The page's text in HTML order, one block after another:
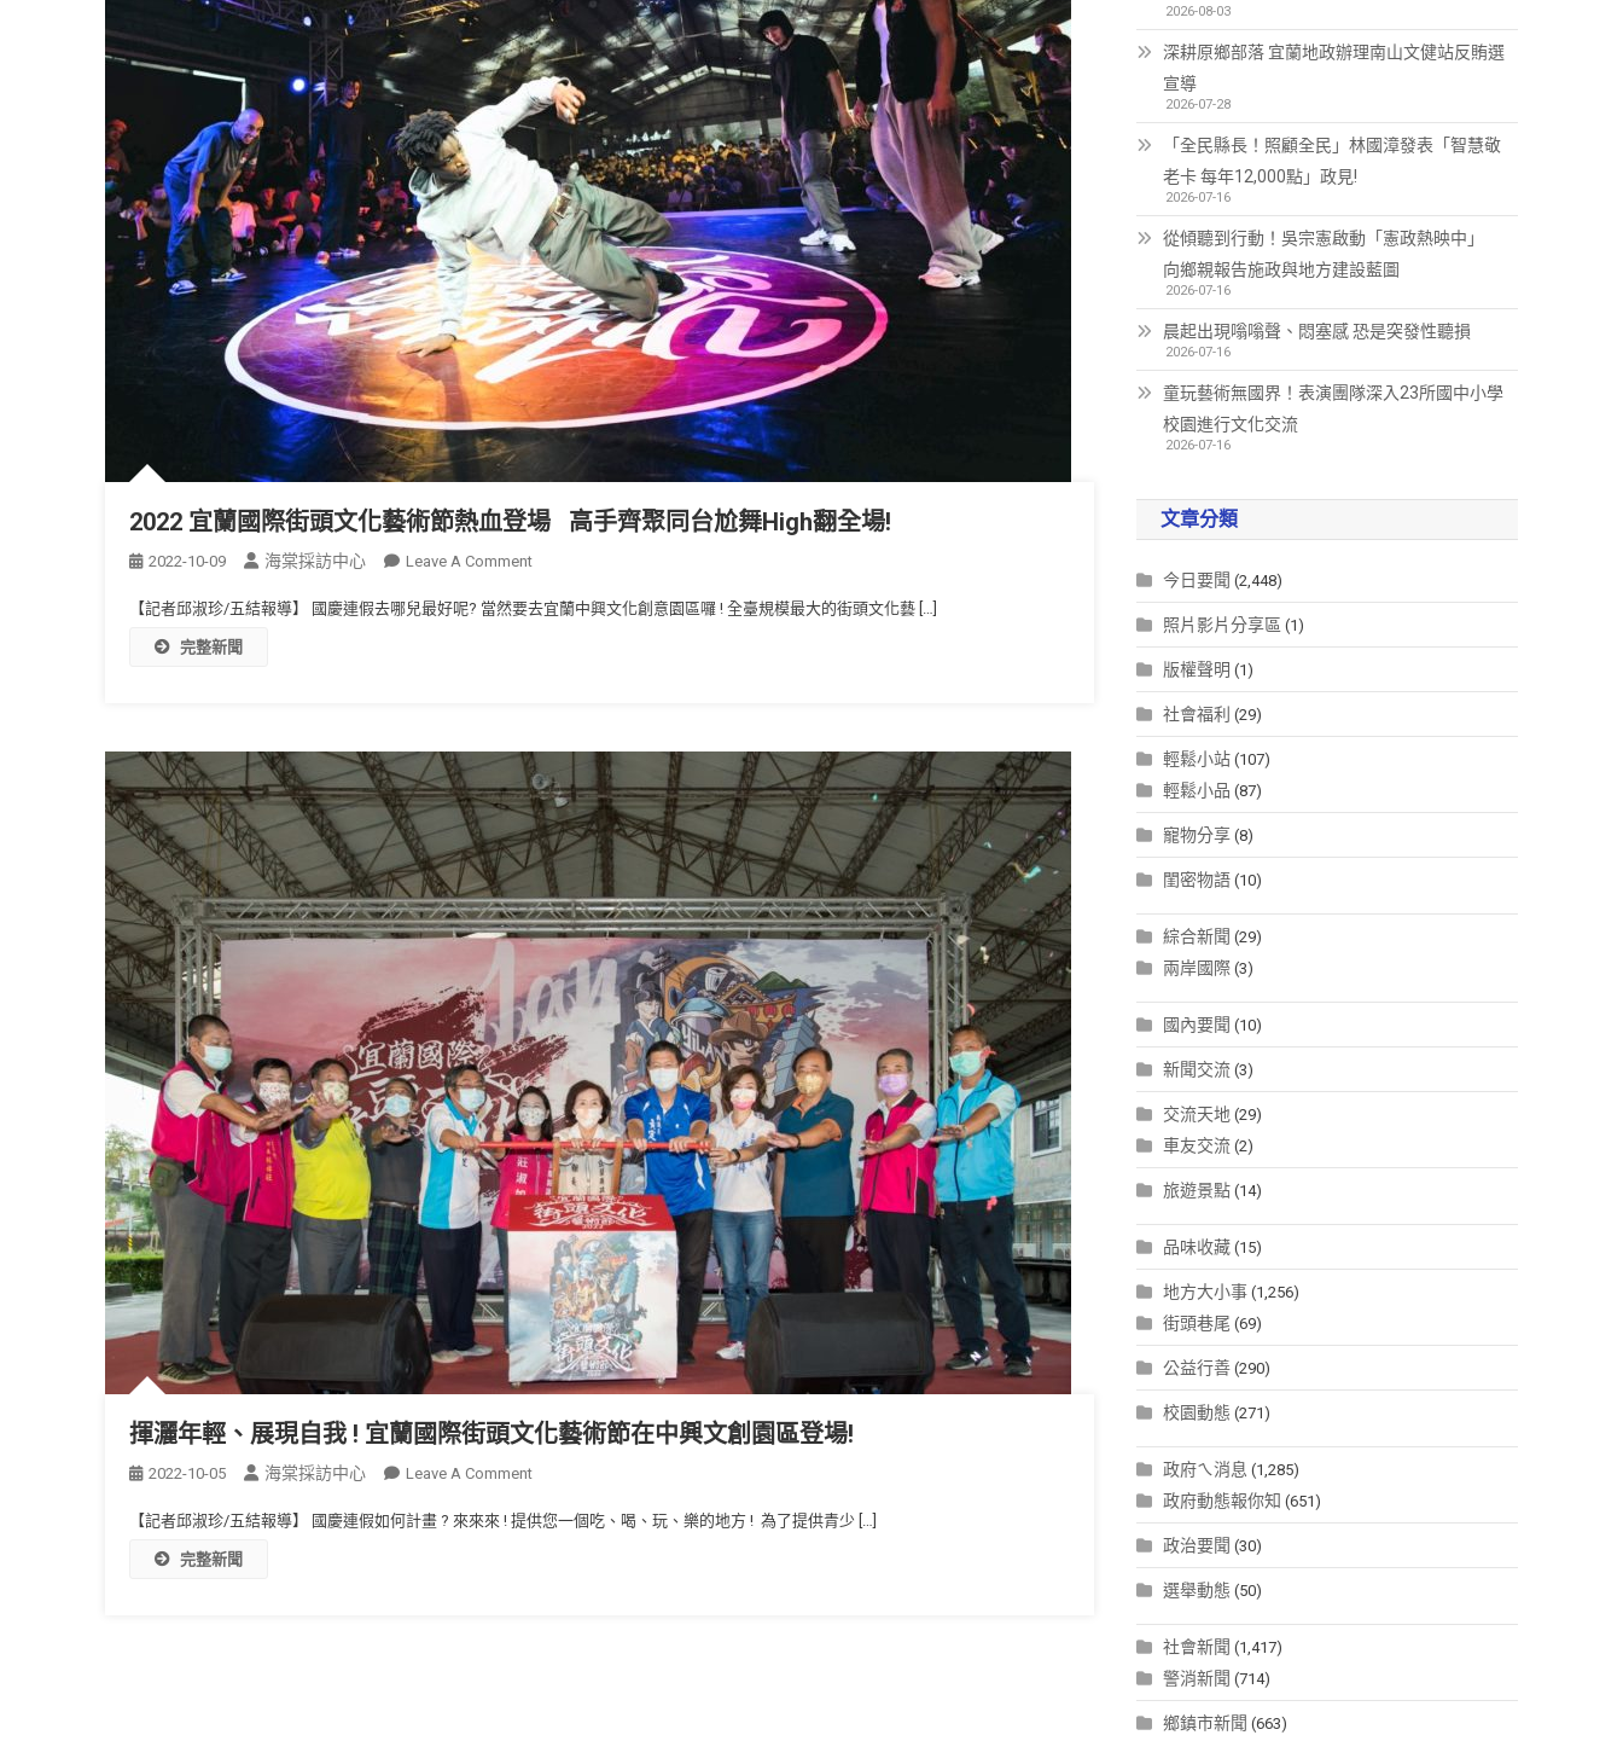
2022 宜蘭國際街頭文化藝術節熱血登場 高手齊聚同台尬舞High翻全場!
2022-10-09 海棠採訪中心 Leave A Comment
【記者邱淑珍/五結報導】 國慶連假去哪兒最好呢? 當然要去宜蘭中興文化創意園區囉 ! 全臺規模最大的街頭文化藝 […]
完整新聞
揮灑年輕、展現自我 ! 宜蘭國際街頭文化藝術節在中興文創園區登場!
2022-10-05 海棠採訪中心 Leave A Comment
【記者邱淑珍/五結報導】 國慶連假如何計畫 ? 來來來 ! 提供您一個吃、喝、玩、樂的地方 ! 為了提供青少 […]
完整新聞
2026-08-03
深耕原鄉部落 宜蘭地政辦理南山文健站反賄選
宣導
2026-07-28
「全民縣長！照顧全民」林國漳發表「智慧敬
老卡 每年12,000點」政見!
2026-07-16
從傾聽到行動！吳宗憲啟動「憲政熱映中」
向鄉親報告施政與地方建設藍圖
2026-07-16
晨起出現嗡嗡聲、悶塞感 恐是突發性聽損
2026-07-16
童玩藝術無國界！表演團隊深入23所國中小學
校園進行文化交流
2026-07-16
文章分類
今日要聞 (2,448)
照片影片分享區 (1)
版權聲明 (1)
社會福利 (29)
輕鬆小站 (107)
輕鬆小品 (87)
寵物分享 (8)
閨密物語 (10)
綜合新聞 (29)
兩岸國際 (3)
國內要聞 (10)
新聞交流 (3)
交流天地 (29)
車友交流 (2)
旅遊景點 (14)
品味收藏 (15)
地方大小事 (1,256)
街頭巷尾 (69)
公益行善 (290)
校園動態 (271)
政府ㄟ消息 (1,285)
政府動態報你知 (651)
政治要聞 (30)
選舉動態 (50)
社會新聞 (1,417)
警消新聞 (714)
鄉鎮市新聞 (663)